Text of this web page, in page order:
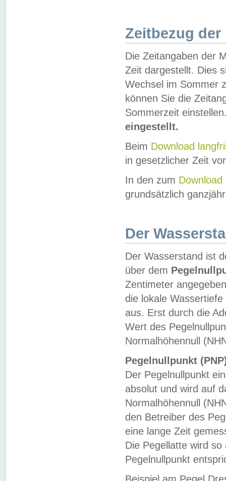
Zeitbezug der
Die Zeitangaben der
Zeit dargestellt. Dies
Wechsel im Sommer
können Sie die
Sommerzeit
eingestellt.
Beim Download
in gesetzlicher Zeit
In den zum Download
grundsätzlich
Der
Der Wasserstand ist
über dem
Zentimeter
die lokale
aus. Erst durch die
Wert des
Normalhöhennull
Pegelnullpunkt
Der Pegelnullpunkt
absolut und wird auf
Normalhöhennull
den Betreiber des
eine lange Zeit
Die Pegellatte wird
Pegelnullpunkt